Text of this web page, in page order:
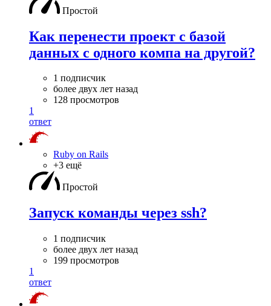
Простой
Как перенести проект с базой
данных с одного компа на другой?
1 подписчик
более двух лет назад
128 просмотров
1
ответ
Ruby on Rails
+3 ещё
Простой
Запуск команды через ssh?
1 подписчик
более двух лет назад
199 просмотров
1
ответ